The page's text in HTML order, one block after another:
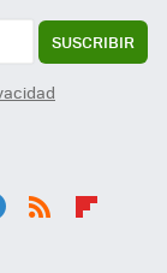
SUSCRIBIR